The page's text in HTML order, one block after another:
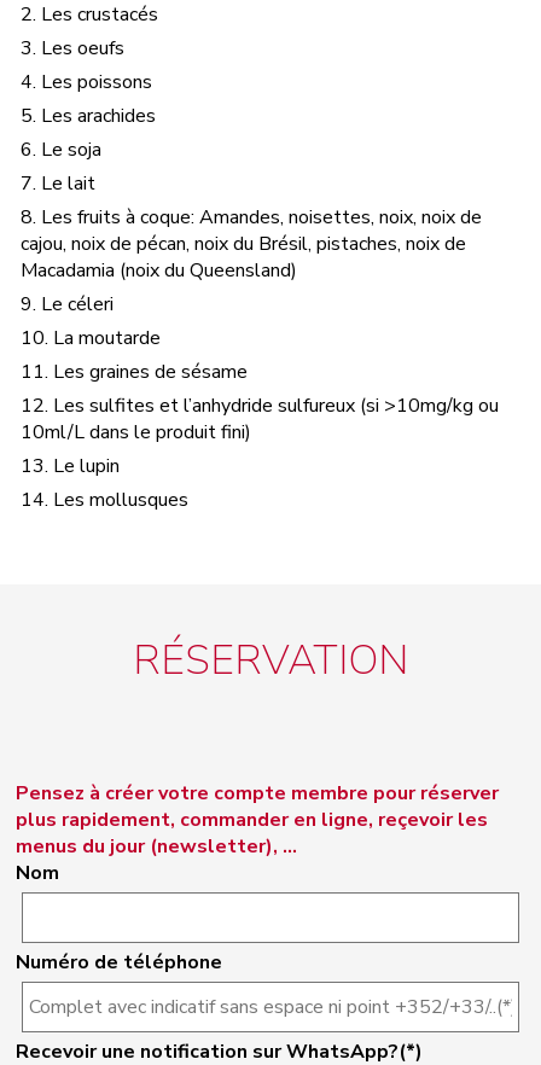
2. Les crustacés
3. Les oeufs
4. Les poissons
5. Les arachides
6. Le soja
7. Le lait
8. Les fruits à coque: Amandes, noisettes, noix, noix de
cajou, noix de pécan, noix du Brésil, pistaches, noix de
Macadamia (noix du Queensland)
9. Le céleri
10. La moutarde
11. Les graines de sésame
12. Les sulfites et l’anhydride sulfureux (si >10mg/kg ou
10ml/L dans le produit fini)
13. Le lupin
14. Les mollusques
RÉSERVATION
Pensez à créer votre compte membre pour réserver
plus rapidement, commander en ligne, reçevoir les
menus du jour (newsletter), ...
Nom
Numéro de téléphone
Recevoir une notification sur WhatsApp?(*)